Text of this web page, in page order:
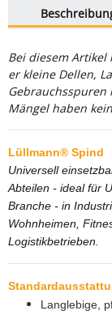
Bei diesem
er kleine Dellen,
Mängel haben
Lüllmann® Spind
Universell
Abteilen - ideal für
Branche - in
Wohnheimen,
Logistikbetrieben.
Langlebige,